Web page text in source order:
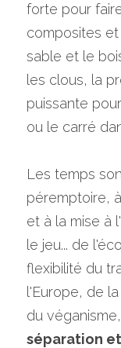
forte pour
composites
sable et le
les clous, la
puissante
ou le carré
Les temps
péremptoire,
et à la mise à
le jeu... de
flexibilité du
l'Europe, de
du
séparation